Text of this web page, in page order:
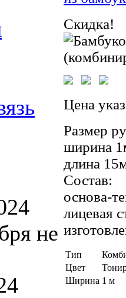
не
Скидка!
Цена
Размер
ширина
длина
Состав:
основа-
лицевая
Тип
Цвет
Ширина 1 м